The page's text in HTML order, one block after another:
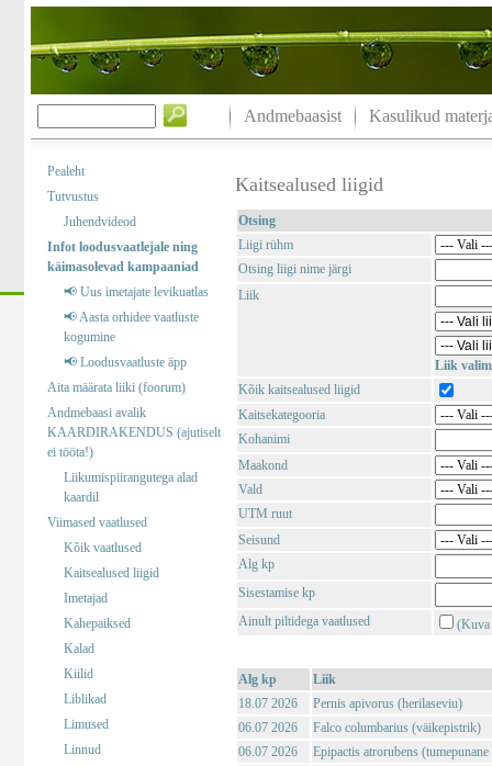
Andmebaasist Kasulikud
Pealeht
Tutvustus
Juhendvideod
Infot loodusvaatlejale ning
käimasolevad kampaaniad
📢 Uus imetajate levikuatlas
📢 Aasta orhidee vaatluste
kogumine
📢 Loodusvaatluste äpp
Aita määrata liiki (foorum)
Andmebaasi avalik
KAARDIRAKENDUS (ajutiselt
ei tööta!)
Liikumispiirangutega alad
kaardil
Viimased vaatlused
Kõik vaatlused
Kaitsealused liigid
Imetajad
Kahepaiksed
Kalad
Kiilid
Liblikad
Limused
Linnud
Kaitsealused liigid
Otsing
Liigi rühm
Otsing liigi nime järgi
Liik
Liik
Kõik kaitsealused liigid
Kaitsekategooria
Kohanimi
Maakond
Vald
UTM ruut
Seisund
Alg kp
Sisestamise kp
Ainult piltidega vaatlused
(Kuva
Alg kp
Liik
18.07 2026
Pernis apivorus (herilaseviu)
06.07 2026
Falco columbarius (väikepistrik)
06.07 2026
Epipactis atrorubens